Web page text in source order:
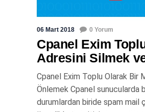
06 Mart 2018 0 Yorum
Cpanel Exim
Adresini Silmek
Cpanel Exim Toplu Olarak Bir
Önlemek Cpanel sunucularda
durumlardan biride spam mail